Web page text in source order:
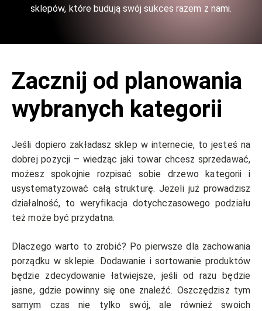
sklepów, które budują swój sukces razem z nami.
Zacznij od planowania
wybranych kategorii
Jeśli dopiero zakładasz sklep w internecie, to jesteś na
dobrej pozycji – wiedząc jaki towar chcesz sprzedawać,
możesz spokojnie rozpisać sobie drzewo kategorii i
usystematyzować całą strukturę. Jeżeli już prowadzisz
działalność, to weryfikacja dotychczasowego podziału
też może być przydatna.
Dlaczego warto to zrobić? Po pierwsze dla zachowania
porządku w sklepie. Dodawanie i sortowanie produktów
będzie zdecydowanie łatwiejsze, jeśli od razu będzie
jasne, gdzie powinny się one znaleźć. Oszczędzisz tym
samym czas nie tylko swój, ale również swoich